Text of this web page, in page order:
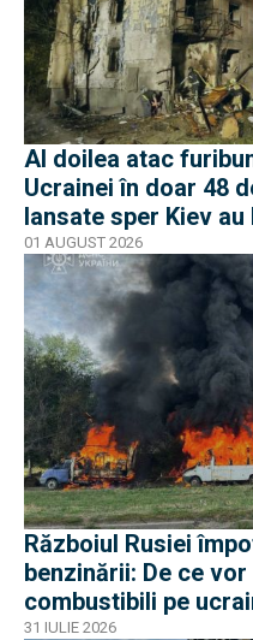
Al doilea atac
Ucrainei în doar 48
lansate sper Kiev
01 AUGUST 2026
Războiul Rusiei
benzinării: De ce
combustibili pe
31 IULIE 2026